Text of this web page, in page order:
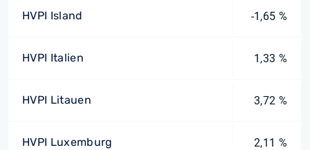
HVPI Island -1,65 %
HVPI Italien 1,33 %
HVPI Litauen 3,72 %
HVPI Luxemburg 2,11 %